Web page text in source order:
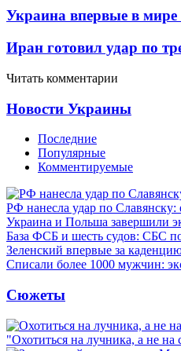
Украина впервые в
Иран готовил удар по
Читать комментарии
Новости Украины
Последние
Популярные
Комментируемые
РФ нанесла удар по
Украина и Польша завершили
База ФСБ и шесть судов: СБС
Зеленский впервые за
Списали более 1000 мужчин:
Сюжеты
"Охотиться на лучника, а не на